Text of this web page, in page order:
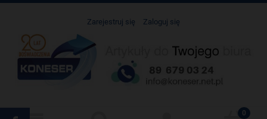
Zarejestruj się Zaloguj się